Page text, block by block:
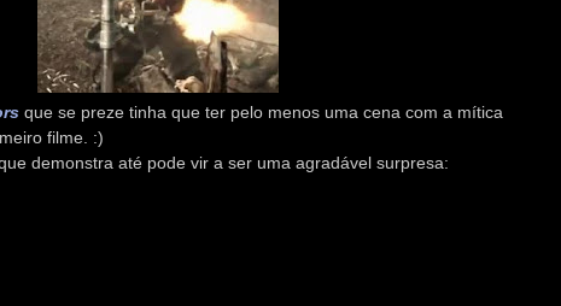
que se preze tinha que ter pelo menos uma cena com a mítica
filme. :)
demonstra até pode vir a ser uma agradável surpresa: